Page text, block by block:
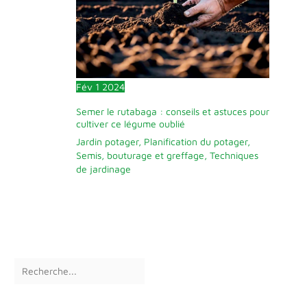
Fév 1 2024
Semer le rutabaga : conseils et astuces pour
cultiver ce légume oublié
Jardin potager, Planification du potager,
Semis, bouturage et greffage, Techniques
de jardinage